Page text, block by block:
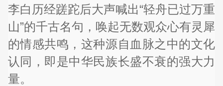
李白历经蹉跎后大声喊出“轻舟已过万重
山”的千古名句，唤起无数观众心有灵犀
的情感共鸣，这种源自血脉之中的文化
认同，即是中华民族长盛不衰的强大力
量。